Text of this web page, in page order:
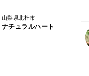
山梨県北杜市
ナチュラルハート